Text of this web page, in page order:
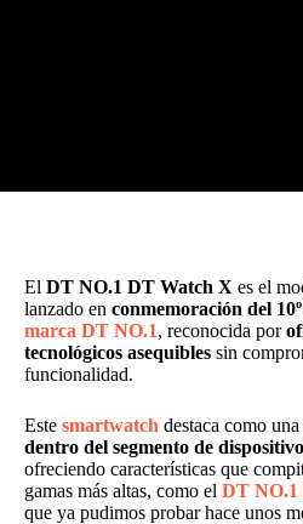
El DT NO.1 DT Watch X es el
lanzado en conmemoración del
marca DT NO.1, reconocida por
tecnológicos asequibles sin
funcionalidad.
Este smartwatch destaca como una
dentro del segmento de
ofreciendo características que
gamas más altas, como el DT
que ya pudimos probar hace unos